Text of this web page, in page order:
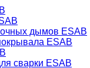
дымов ESAB
ESAB
сварки ESAB